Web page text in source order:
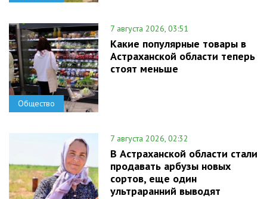
Общество
7 августа 2026, 03:51
Какие популярные товары в
Астраханской области теперь
стоят меньше
7 августа 2026, 02:32
В Астраханской области стали
продавать арбузы новых
сортов, еще один
ультраранний выводят